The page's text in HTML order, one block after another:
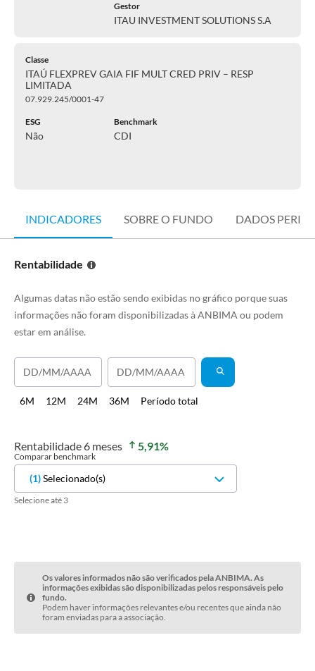
Gestor
ITAU INVESTMENT SOLUTIONS S.A
Classe
ITAÚ FLEXPREV GAIA FIF MULT CRED PRIV – RESP
LIMITADA
07.929.245/0001-47
ESG
Não
Benchmark
CDI
INDICADORES SOBRE O FUNDO DADOS
Rentabilidade
Algumas datas não estão sendo exibidas no gráfico porque suas
informações não foram disponibilizadas à ANBIMA ou podem
estar em análise.
6M 12M 24M 36M Período total
Rentabilidade 6 meses 5,91%
Comparar benchmark
(1)Selecionado(s)
Selecione até 3
Os valores informados não são verificados pela ANBIMA. As
informações exibidas são disponibilizadas pelos responsáveis pelo
fundo.
Podem haver informações relevantes e/ou recentes que ainda não
foram enviadas para a associação.